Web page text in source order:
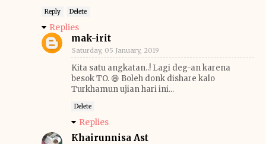
Reply Delete
Replies
mak-irit
Saturday, 05 January, 2019
Kita satu angkatan..! Lagi deg-an karena
besok TO. 😄 Boleh donk dishare kalo
Turkhamun ujian hari ini...
Delete
Replies
Khairunnisa Ast